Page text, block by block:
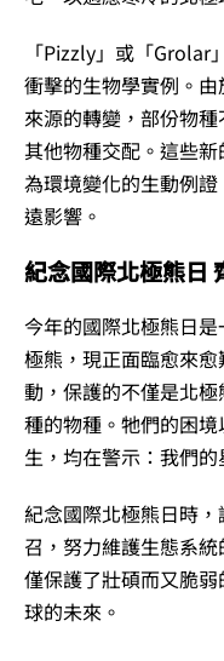
「Pizzly」或「Grolar
衝擊的生物學實例。
來源的轉變，部份物
其他物種交配。這些
為環境變化的生動例
遠影響。
紀念國際北極熊日
今年的國際北極熊日
極熊，現正面臨愈來
動，保護的不僅是北
種的物種。牠們的困
生，均在警示：我們
紀念國際北極熊日時
召，努力維護生態系
僅保護了壯碩而又脆
球的未來。